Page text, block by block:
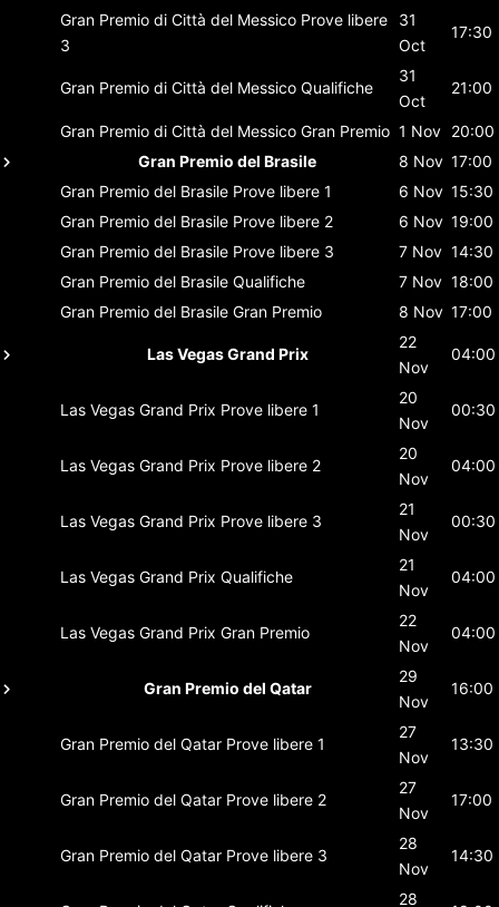
Gran Premio di Città del Messico Prove libere
3
31
Oct
17:30
Gran Premio di Città del Messico Qualifiche
31
Oct
21:00
Gran Premio di Città del Messico Gran Premio 1 Nov 20:00
Gran Premio del Brasile
8 Nov 17:00
Gran Premio del Brasile Prove libere 1 6 Nov 15:30
Gran Premio del Brasile Prove libere 2 6 Nov 19:00
Gran Premio del Brasile Prove libere 3 7 Nov 14:30
Gran Premio del Brasile Qualifiche 7 Nov 18:00
Gran Premio del Brasile Gran Premio 8 Nov 17:00
Las Vegas Grand Prix
22
Nov
04:00
Las Vegas Grand Prix Prove libere 1
20
Nov
00:30
Las Vegas Grand Prix Prove libere 2
20
Nov
04:00
Las Vegas Grand Prix Prove libere 3
21
Nov
00:30
Las Vegas Grand Prix Qualifiche
21
Nov
04:00
Las Vegas Grand Prix Gran Premio
22
Nov
04:00
Gran Premio del Qatar
29
Nov
16:00
Gran Premio del Qatar Prove libere 1
27
Nov
13:30
Gran Premio del Qatar Prove libere 2
27
Nov
17:00
Gran Premio del Qatar Prove libere 3
28
Nov
14:30
28